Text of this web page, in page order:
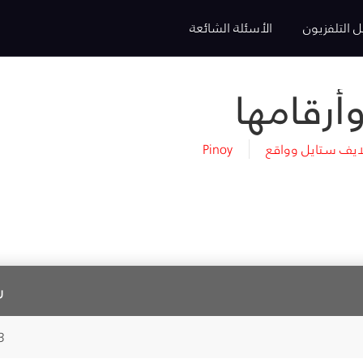
التلفزيون الأسئلة الشائعة
سـتايل وواقع Pinoy